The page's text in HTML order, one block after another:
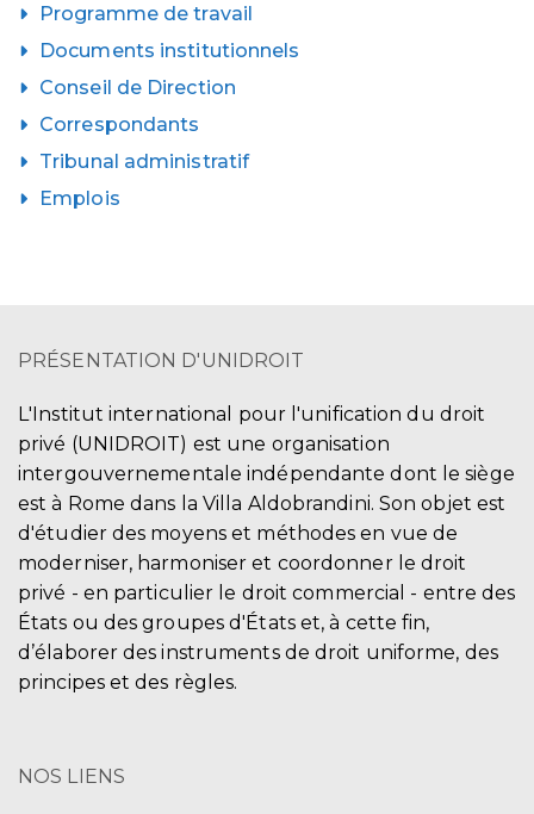
Programme de travail
Documents institutionnels
Conseil de Direction
Correspondants
Tribunal administratif
Emplois
PRÉSENTATION D'UNIDROIT
L'Institut international pour l'unification du droit
privé (UNIDROIT) est une organisation
intergouvernementale indépendante dont le siège
est à Rome dans la Villa Aldobrandini. Son objet est
d'étudier des moyens et méthodes en vue de
moderniser, harmoniser et coordonner le droit
privé - en particulier le droit commercial - entre des
États ou des groupes d'États et, à cette fin,
d’élaborer des instruments de droit uniforme, des
principes et des règles.
NOS LIENS